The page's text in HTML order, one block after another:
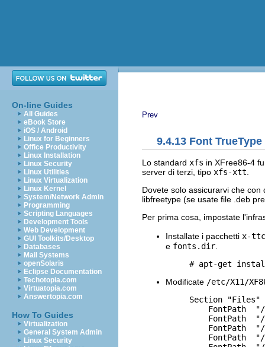
On-line Guides
All Guides
eBook Store
iOS / Android
Linux for Beginners
Office Productivity
Linux Installation
Linux Security
Linux Utilities
Linux Virtualization
Linux Kernel
System/Network Admin
Programming
Scripting Languages
Development Tools
Web Development
GUI Toolkits/Desktop
Databases
Mail Systems
openSolaris
Eclipse Documentation
Techotopia.com
Virtuatopia.com
Answertopia.com
How To Guides
Virtualization
General System Admin
Linux Security
Prev
9.4.13 Font TrueType
Lo standard xfs in XFree86-4
server di terzi, tipo xfs-xtt
Dovete solo assicurarvi che
libfreetype (se usate file .deb
Per prima cosa, impostate
Installate i pacchetti x-
e fonts.dir
Modificate /etc/X11/
     Section "Files"
FontPath
FontPath
FontPath
FontPath